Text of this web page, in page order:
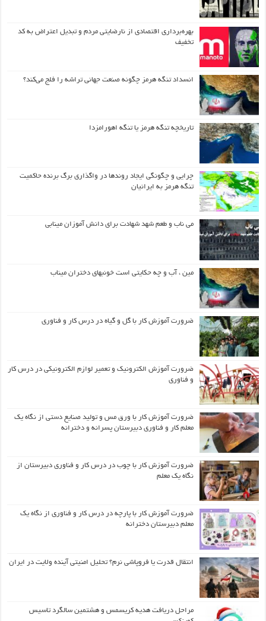
بهره‌برداری اقتصادی از نارضایتی مردم و تبدیل اعتراض به کد
تخفیف
انسداد تنگه هرمز چگونه صنعت جهانی تراشه را فلج می‌کند؟
تاریخچه تنگه هرمز یا تنگه اهورامزدا
چرایی و چگونگی ایجاد روندها در واگذاری برگ برنده حاکمیت
تنگه هرمز به ایرانیان
می ناب و طعم شهد شهادت برای دانش آموزان مینابی
مین ، آب و چه حکایتی است خونبهای دختران میناب
ضرورت آموزش کار با گل و گیاه در درس کار و فناوری
ضرورت آموزش الکترونیک و تعمیر لوازم الکترونیکی در درس کار
و فناوری
ضرورت آموزش کار با ورق مس و تولید صنایع دستی از نگاه یک
معلم کار و فناوری دبیرستان پسرانه و دخترانه
ضرورت آموزش کار با چوب در درس کار و فناوری دبیرستان از
نگاه یک معلم
ضرورت آموزش کار با پارچه در درس کار و فناوری از نگاه یک
معلم دبیرستان دخترانه
انتقال قدرت یا فروپاشی نرم؟ تحلیل امنیتی آینده ولایت در ایران
مراحل دریافت هدیه کریسمس و هشتمین سالگرد تاسیس